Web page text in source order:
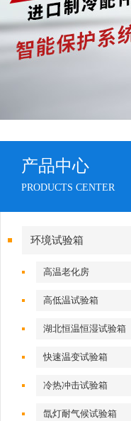
产品中心
PRODUCTS CENTER
环境试验箱
高温老化房
高低温试验箱
湖北恒温恒湿试验箱
快速温变试验箱
冷热冲击试验箱
氙灯耐气候试验箱